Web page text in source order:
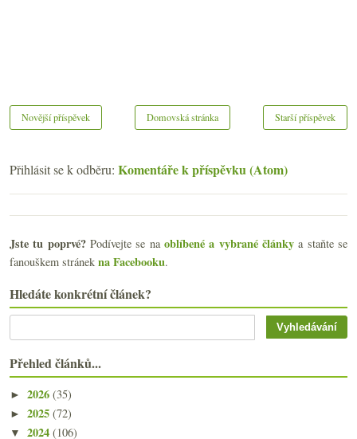
Novější příspěvek Starší příspěvek
Domovská stránka
Přihlásit se k odběru: Komentáře k příspěvku (Atom)
Jste tu poprvé?Podívejte se naoblíbené a vybrané články a staňte se
fanouškem stránek na Facebooku.
Hledáte konkrétní článek?
Přehled článků...
► 2026 (35)
► 2025 (72)
▼ 2024 (106)